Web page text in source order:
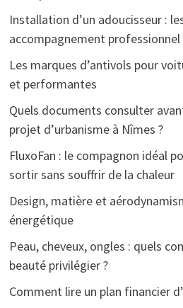
Installation d’un adoucisseur :
accompagnement professionnel
Les marques d’antivols pour
et performantes
Quels documents consulter
projet d’urbanisme à Nîmes ?
FluxoFan : le compagnon idéal
sortir sans souffrir de la chaleur
Design, matière et
énergétique
Peau, cheveux, ongles : quels
beauté privilégier ?
Comment lire un plan financier